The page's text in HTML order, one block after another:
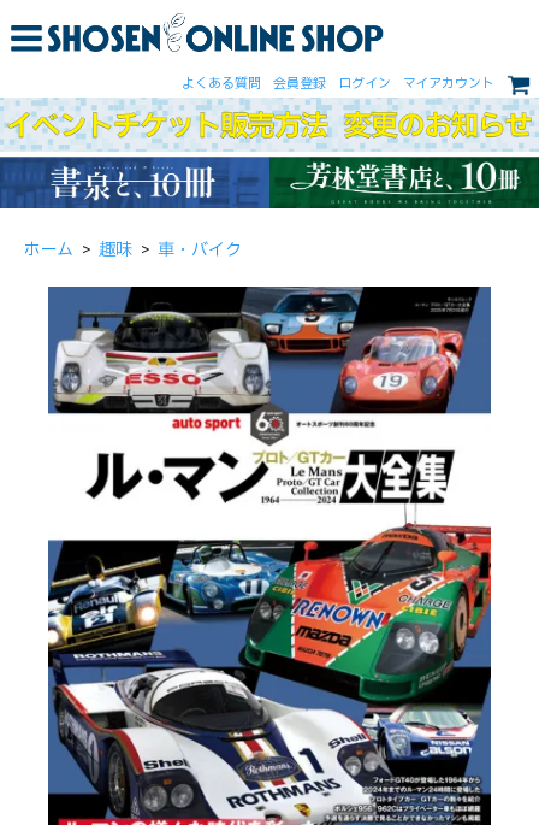
よくある質問 会員登録 ログイン マイアカウント
ホーム > 趣味 > 車・バイク